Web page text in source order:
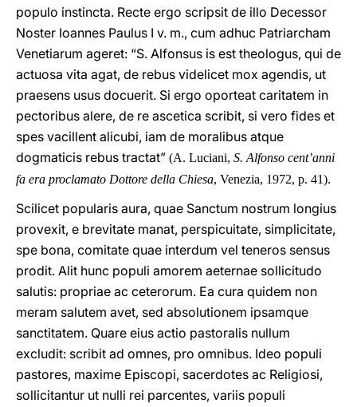
populo instincta. Recte ergo scripsit de illo Decessor
Noster Ioannes Paulus I v. m., cum adhuc Patriarcham
Venetiarum ageret: “S. Alfonsus is est theologus, qui de
actuosa vita agat, de rebus videlicet mox agendis, ut
praesens usus docuerit. Si ergo oporteat caritatem in
pectoribus alere, de re ascetica scribit, si vero fides et
spes vacillent alicubi, iam de moralibus atque
dogmaticis rebus tractat” (A. Luciani, S. Alfonso cent’anni
fa era proclamato Dottore della Chiesa, Venezia, 1972, p. 41).
Scilicet popularis aura, quae Sanctum nostrum longius
provexit, e brevitate manat, perspicuitate, simplicitate,
spe bona, comitate quae interdum vel teneros sensus
prodit. Alit hunc populi amorem aeternae sollicitudo
salutis: propriae ac ceterorum. Ea cura quidem non
meram salutem avet, sed absolutionem ipsamque
sanctitatem. Quare eius actio pastoralis nullum
excludit: scribit ad omnes, pro omnibus. Ideo populi
pastores, maxime Episcopi, sacerdotes ac Religiosi,
sollicitantur ut nulli rei parcentes, variis populi